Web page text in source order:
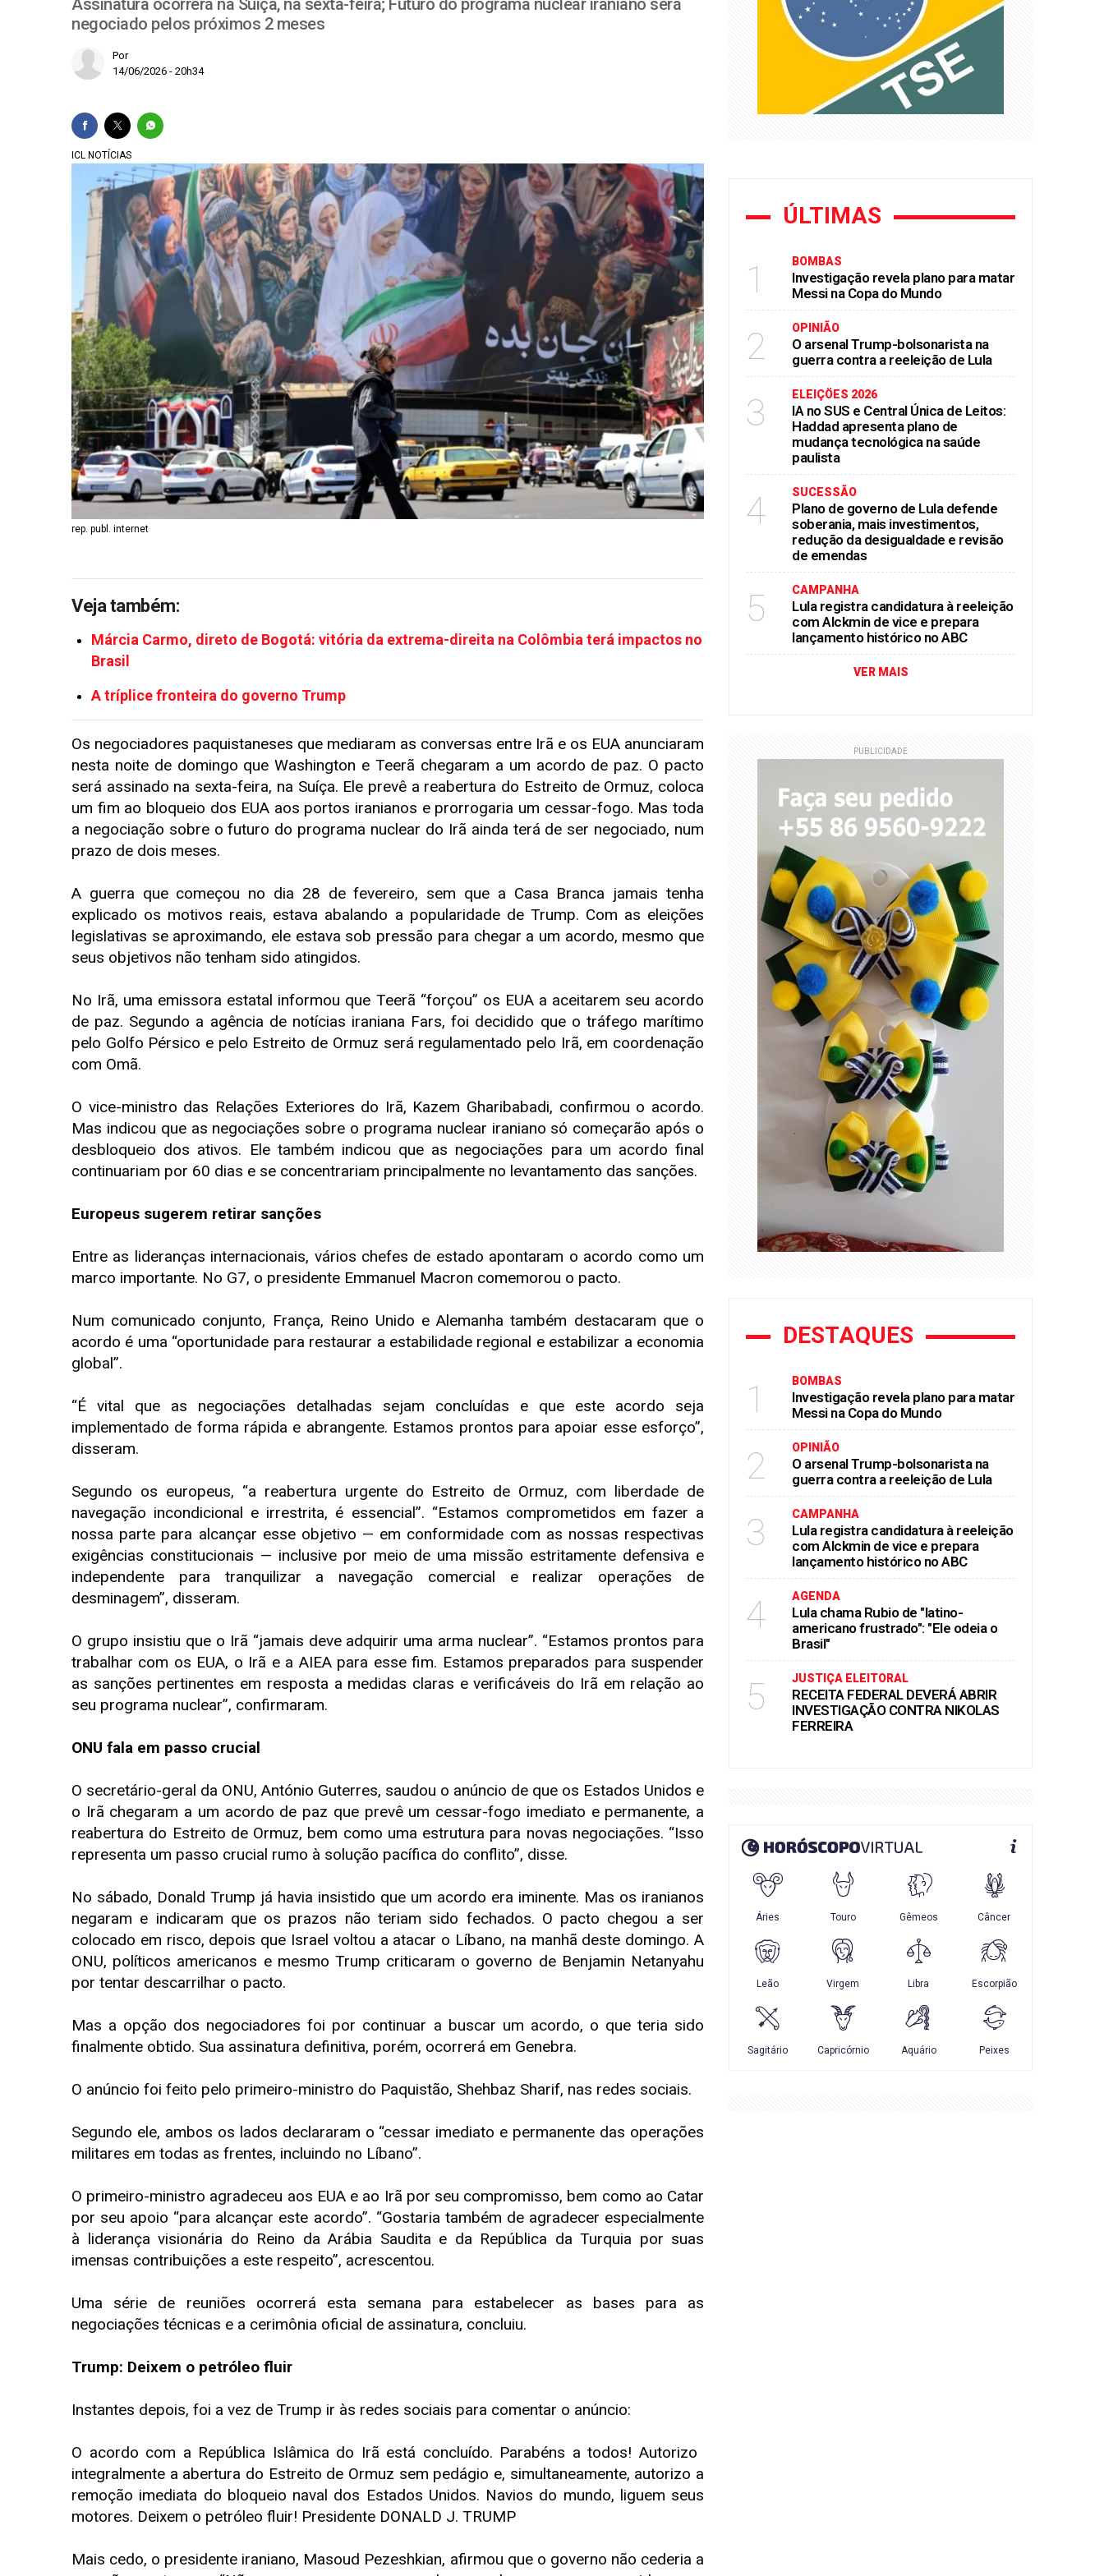
O arsenal Trump-bolsonarista na guerra contra a reeleição de Lula
IA no SUS e Central Única de Leitos: Haddad apresenta plano de mudança tecnológica na saúde paulista
Plano de governo de Lula defende soberania, mais investimentos, redução da desigualdade e revisão de emendas
Lula registra candidatura à reeleição com Alckmin de vice e prepara lançamento histórico no ABC
Assinatura ocorrerá na Suíça, na sexta-feira; Futuro do programa nuclear iraniano será
negociado pelos próximos 2 meses
Por
14/06/2026 - 20h34
ICL NOTÍCIAS
rep. publ. internet
Veja também:
Márcia Carmo, direto de Bogotá: vitória da extrema-direita na Colômbia terá impactos no
Brasil
A tríplice fronteira do governo Trump
Os negociadores paquistaneses que mediaram as conversas entre Irã e os EUA anunciaram
nesta noite de domingo que Washington e Teerã chegaram a um acordo de paz. O pacto
será assinado na sexta-feira, na Suíça. Ele prevê a reabertura do Estreito de Ormuz, coloca
um fim ao bloqueio dos EUA aos portos iranianos e prorrogaria um cessar-fogo. Mas toda
a negociação sobre o futuro do programa nuclear do Irã ainda terá de ser negociado, num
prazo de dois meses.
A guerra que começou no dia 28 de fevereiro, sem que a Casa Branca jamais tenha
explicado os motivos reais, estava abalando a popularidade de Trump. Com as eleições
legislativas se aproximando, ele estava sob pressão para chegar a um acordo, mesmo que
seus objetivos não tenham sido atingidos.
No Irã, uma emissora estatal informou que Teerã “forçou” os EUA a aceitarem seu acordo
de paz. Segundo a agência de notícias iraniana Fars, foi decidido que o tráfego marítimo
pelo Golfo Pérsico e pelo Estreito de Ormuz será regulamentado pelo Irã, em coordenação
com Omã.
O vice-ministro das Relações Exteriores do Irã, Kazem Gharibabadi, confirmou o acordo.
Mas indicou que as negociações sobre o programa nuclear iraniano só começarão após o
desbloqueio dos ativos. Ele também indicou que as negociações para um acordo final
continuariam por 60 dias e se concentrariam principalmente no levantamento das sanções.
Europeus sugerem retirar sanções
Entre as lideranças internacionais, vários chefes de estado apontaram o acordo como um
marco importante. No G7, o presidente Emmanuel Macron comemorou o pacto.
Num comunicado conjunto, França, Reino Unido e Alemanha também destacaram que o
acordo é uma “oportunidade para restaurar a estabilidade regional e estabilizar a economia
global”.
“É vital que as negociações detalhadas sejam concluídas e que este acordo seja
implementado de forma rápida e abrangente. Estamos prontos para apoiar esse esforço”,
disseram.
Segundo os europeus, “a reabertura urgente do Estreito de Ormuz, com liberdade de
navegação incondicional e irrestrita, é essencial”. “Estamos comprometidos em fazer a
nossa parte para alcançar esse objetivo — em conformidade com as nossas respectivas
exigências constitucionais — inclusive por meio de uma missão estritamente defensiva e
independente para tranquilizar a navegação comercial e realizar operações de
desminagem”, disseram.
O grupo insistiu que o Irã “jamais deve adquirir uma arma nuclear”. “Estamos prontos para
trabalhar com os EUA, o Irã e a AIEA para esse fim. Estamos preparados para suspender
as sanções pertinentes em resposta a medidas claras e verificáveis ​​do Irã em relação ao
seu programa nuclear”, confirmaram.
ONU fala em passo crucial
O secretário-geral da ONU, António Guterres, saudou o anúncio de que os Estados Unidos e
o Irã chegaram a um acordo de paz que prevê um cessar-fogo imediato e permanente, a
reabertura do Estreito de Ormuz, bem como uma estrutura para novas negociações. “Isso
representa um passo crucial rumo à solução pacífica do conflito”, disse.
No sábado, Donald Trump já havia insistido que um acordo era iminente. Mas os iranianos
negaram e indicaram que os prazos não teriam sido fechados. O pacto chegou a ser
colocado em risco, depois que Israel voltou a atacar o Líbano, na manhã deste domingo. A
ONU, políticos americanos e mesmo Trump criticaram o governo de Benjamin Netanyahu
por tentar descarrilhar o pacto.
Mas a opção dos negociadores foi por continuar a buscar um acordo, o que teria sido
finalmente obtido. Sua assinatura definitiva, porém, ocorrerá em Genebra.
O anúncio foi feito pelo primeiro-ministro do Paquistão, Shehbaz Sharif, nas redes sociais.
Segundo ele, ambos os lados declararam o “cessar imediato e permanente das operações
militares em todas as frentes, incluindo no Líbano”.
O primeiro-ministro agradeceu aos EUA e ao Irã por seu compromisso, bem como ao Catar
por seu apoio “para alcançar este acordo”. “Gostaria também de agradecer especialmente
à liderança visionária do Reino da Arábia Saudita e da República da Turquia por suas
imensas contribuições a este respeito”, acrescentou.
Uma série de reuniões ocorrerá esta semana para estabelecer as bases para as
negociações técnicas e a cerimônia oficial de assinatura, concluiu.
Trump: Deixem o petróleo fluir
Instantes depois, foi a vez de Trump ir às redes sociais para comentar o anúncio:
O acordo com a República Islâmica do Irã está concluído. Parabéns a todos! Autorizo ​​
integralmente a abertura do Estreito de Ormuz sem pedágio e, simultaneamente, autorizo ​​a
remoção imediata do bloqueio naval dos Estados Unidos. Navios do mundo, liguem seus
motores. Deixem o petróleo fluir! Presidente DONALD J. TRUMP
Mais cedo, o presidente iraniano, Masoud Pezeshkian, afirmou que o governo não cederia a
ÚLTIMAS
1 BOMBAS
Investigação revela plano para matar
Messi na Copa do Mundo
2 OPINIÃO
O arsenal Trump-bolsonarista na
guerra contra a reeleição de Lula
3 ELEIÇÖES 2026
IA no SUS e Central Única de Leitos:
Haddad apresenta plano de
mudança tecnológica na saúde
paulista
4 SUCESSÃO
Plano de governo de Lula defende
soberania, mais investimentos,
redução da desigualdade e revisão
de emendas
5 CAMPANHA
Lula registra candidatura à reeleição
com Alckmin de vice e prepara
lançamento histórico no ABC
VER MAIS
PUBLICIDADE
DESTAQUES
1 BOMBAS
Investigação revela plano para matar
Messi na Copa do Mundo
2 OPINIÃO
O arsenal Trump-bolsonarista na
guerra contra a reeleição de Lula
3 CAMPANHA
Lula registra candidatura à reeleição
com Alckmin de vice e prepara
lançamento histórico no ABC
4 AGENDA
Lula chama Rubio de "latino-
americano frustrado": "Ele odeia o
Brasil"
5 JUSTIÇA ELEITORAL
RECEITA FEDERAL DEVERÁ ABRIR
INVESTIGAÇÃO CONTRA NIKOLAS
FERREIRA